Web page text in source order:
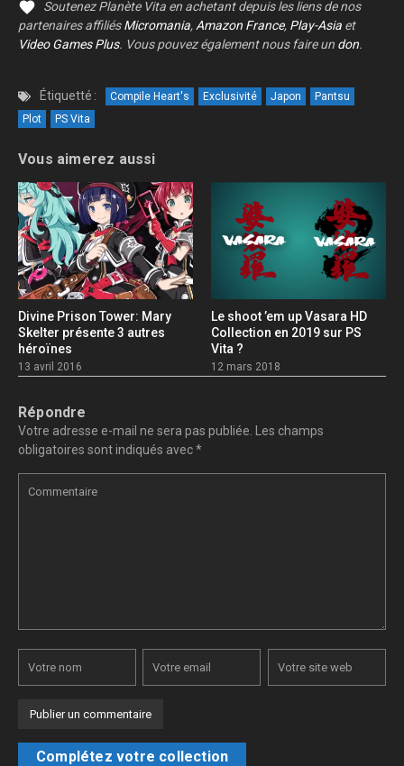
Soutenez Planète Vita en achetant depuis les liens de nos
partenaires affiliésMicromania,Amazon France, Play-Asia et
Video Games Plus. Vous pouvez également nous faire un don.
Étiquetté : Compile Heart's Exclusivité Japon
Pantsu
Plot
PS Vita
Vous aimerez aussi
Divine Prison Tower: Mary
Skelter présente 3 autres
héroïnes
13 avril 2016
Le shoot ’em up Vasara HD
Collection en 2019 sur PS
Vita ?
12 mars 2018
Répondre
Votre adresse e-mail ne sera pas publiée.
Les champs
obligatoires sont indiqués avec*
Complétez votre collection